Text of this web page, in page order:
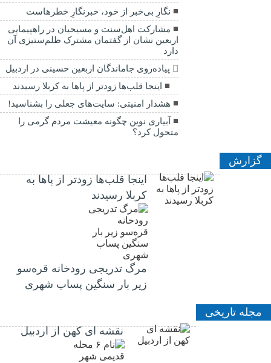
نگارِ بی‌خبر از خود، خبرنگارِ خطرهاست
مشارکت اهل‌سنت و مسیحیان در راهپیمایی
اربعین نشان از گفتمان مشترک ظلم‌ستیزی آن
دارد
پیاده‌روی جاماندگان اربعین حسینی در اردبیل
اینجا قلب‌ها زودتر از پاها به کربلا رسیدند
هشدار امنیتی: سایت‌های جعلی را بشناسید!
آبیاری نوین چگونه معیشت مردم گرمی را
متحول کرد؟
گزارش
اینجا قلب‌ها زودتر از پاها به
کربلا رسیدند
مرگ تدریجی رودخانه قره‌سو
زیر بار سنگین پساب شهری
مجله تاریخی
نقشه ای کهن از اردبیل